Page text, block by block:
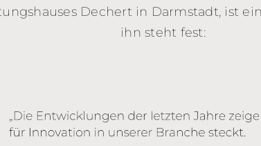
Dechert in Darmstadt, ist
ihn steht fest: